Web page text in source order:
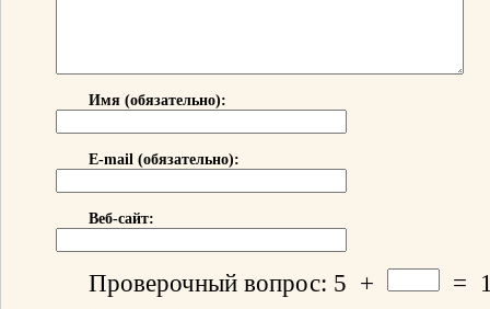
Имя (обязательно):
E-mail (обязательно):
Веб-сайт:
Проверочный вопрос: 5 + =